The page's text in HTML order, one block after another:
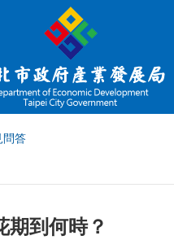
問答
期到何時？